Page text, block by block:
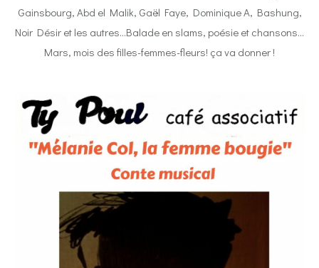
Gainsbourg, Abd el Malik, Gaël Faye, Dominique A, Bashung,
Noir Désir et les autres…Balade en slams, poésie et chansons…
Mars, mois des filles-femmes-fleurs! ça va donner !